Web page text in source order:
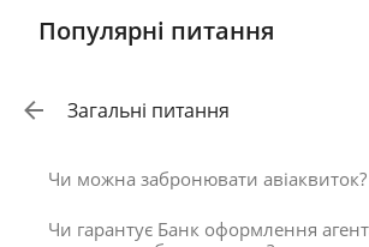
Популярні питання
Загальні питання
Чи можна забронювати авіаквиток?
Чи гарантує Банк оформлення